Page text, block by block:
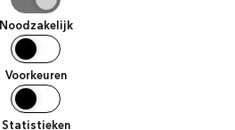
Noodzakelijk
Voorkeuren
Statistieken